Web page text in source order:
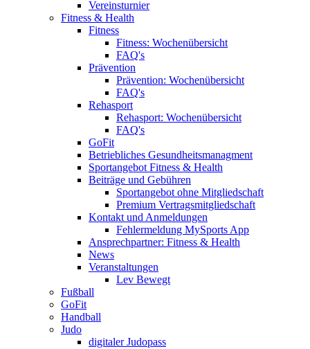
Vereinsturnier
Fitness & Health
Fitness
Fitness: Wochenübersicht
FAQ's
Prävention
Prävention: Wochenübersicht
FAQ's
Rehasport
Rehasport: Wochenübersicht
FAQ's
GoFit
Betriebliches Gesundheitsmanagment
Sportangebot Fitness & Health
Beiträge und Gebühren
Sportangebot ohne Mitgliedschaft
Premium Vertragsmitgliedschaft
Kontakt und Anmeldungen
Fehlermeldung MySports App
Ansprechpartner: Fitness & Health
News
Veranstaltungen
Lev Bewegt
Fußball
GoFit
Handball
Judo
digitaler Judopass